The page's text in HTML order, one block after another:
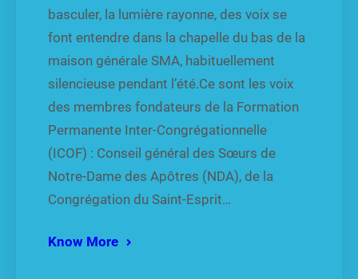
basculer, la lumière rayonne, des voix se
font entendre dans la chapelle du bas de la
maison générale SMA, habituellement
silencieuse pendant l’été.Ce sont les voix
des membres fondateurs de la Formation
Permanente Inter-Congrégationnelle
(ICOF) : Conseil général des Sœurs de
Notre-Dame des Apôtres (NDA), de la
Congrégation du Saint-Esprit…
Know More